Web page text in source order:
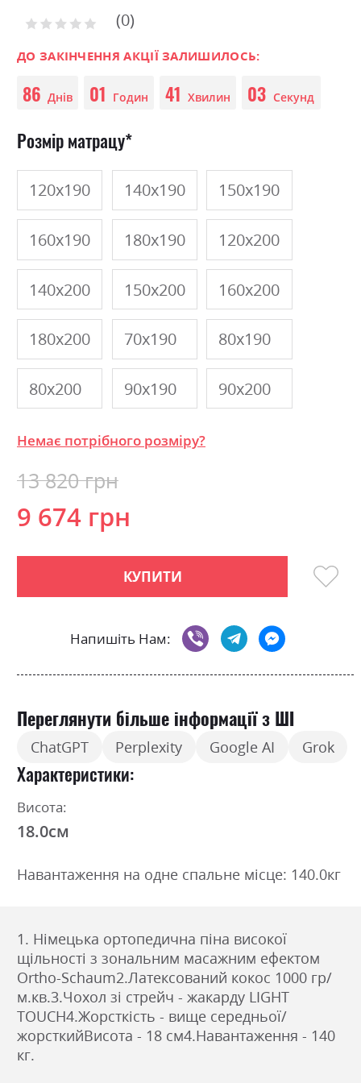
the
gallery
Рейтинг: 0
ДО ЗАКІНЧЕННЯ АКЦІЇ ЗАЛИШИЛОСЬ:
86 Днів 01 Годин 41 Хвилин 03 Секунд
Розмір матрацу
120х190 140х190 150х190
160х190 180х190 120х200
140х200 150х200 160х200
180х200 70х190 80х190
80х200 90х190 90х200
Немає потрібного розміру?
9 674 грн
13 820 грн
КУПИТИ
Напишіть Нам:
Переглянути більше інформації з ШІ
ChatGPT Perplexity Google AI Grok
Характеристики
Висота:
18.0см
Навантаження на одне спальне місце: 140.0кг
1. Німецька ортопедична піна високої
щільності з зональним масажним ефектом
Ortho-Schaum2.Латексований кокос 1000 гр/
м.кв.3.Чохол зі стрейч - жакарду LIGHT
TOUCH4.Жорсткість - вище середньої/
жорсткийВисота - 18 см4.Навантаження - 140
кг.